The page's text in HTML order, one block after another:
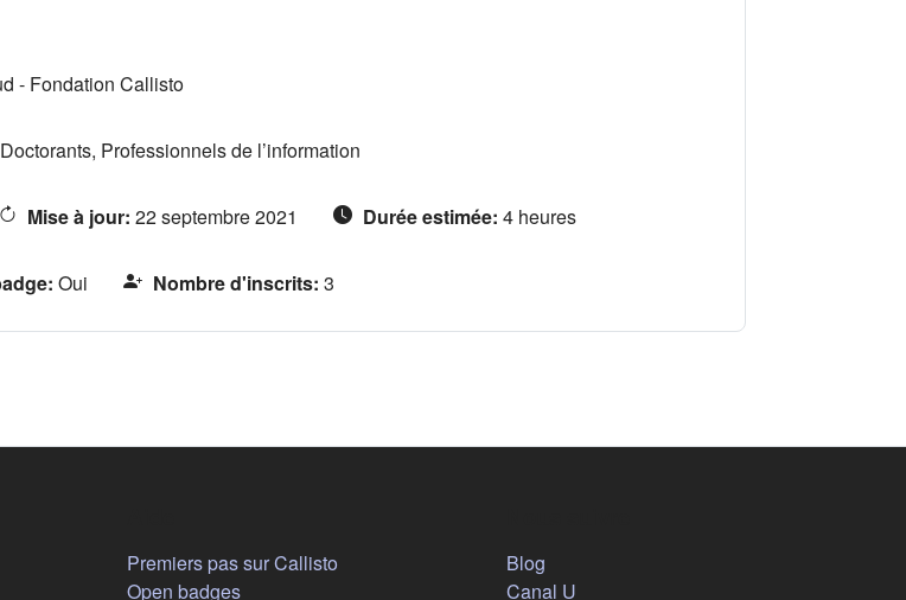
- Fondation Callisto
Professionnels de l’information
Mise à jour: 22 septembre 2021 Durée estimée: 4 heures
: Oui Nombre d'inscrits: 3
dans un nouvel onglet)
Premiers pas sur Callisto
Open badges
Blog(s'ouvre dans un nouvel onglet)
Canal U(s'ouvre dans un nouvel onglet)